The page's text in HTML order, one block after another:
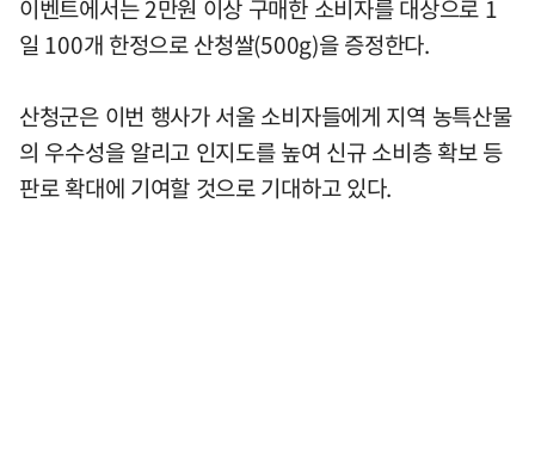
이벤트에서는 2만원 이상 구매한 소비자를 대상으로 1
일 100개 한정으로 산청쌀(500g)을 증정한다.
산청군은 이번 행사가 서울 소비자들에게 지역 농특산물
의 우수성을 알리고 인지도를 높여 신규 소비층 확보 등
판로 확대에 기여할 것으로 기대하고 있다.